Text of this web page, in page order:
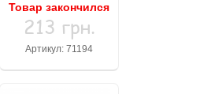
Товар закончился
213 грн.
Артикул: 71194